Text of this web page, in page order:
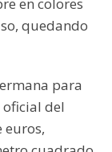
en colores
quedando
para
del
euros,